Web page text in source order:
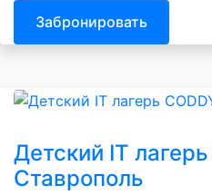
Забронировать
Детский IT лагерь
Ставрополь